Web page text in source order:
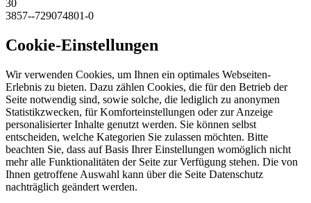
30
3857--729074801-0
Cookie-Einstellungen
Wir verwenden Cookies, um Ihnen ein optimales Webseiten-
Erlebnis zu bieten. Dazu zählen Cookies, die für den Betrieb der
Seite notwendig sind, sowie solche, die lediglich zu anonymen
Statistikzwecken, für Komforteinstellungen oder zur Anzeige
personalisierter Inhalte genutzt werden. Sie können selbst
entscheiden, welche Kategorien Sie zulassen möchten. Bitte
beachten Sie, dass auf Basis Ihrer Einstellungen womöglich nicht
mehr alle Funktionalitäten der Seite zur Verfügung stehen. Die von
Ihnen getroffene Auswahl kann über die Seite Datenschutz
nachträglich geändert werden.